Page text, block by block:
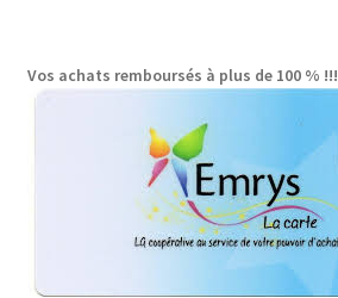
Vos achats remboursés à plus de 100 % !!!